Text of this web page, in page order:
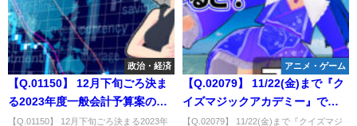
政治・経済
【Q.01150】 12月下旬ごろ決ま
る2023年度一般会計予算案の金
額は？
【Q.01150】 12月下旬ごろ決まる2023年
アニメ・ゲーム
【Q.02079】 11/22(金)まで『ク
イズマジックアカデミー』で行
われているランキング検定「昭
【Q.02079】 11/22(金)まで『クイズマジ